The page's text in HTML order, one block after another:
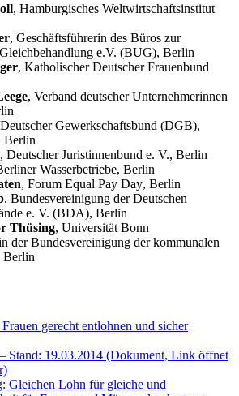
, Hamburgisches Weltwirtschaftsinstitut
, Geschäftsführerin des Büros zur
e.V. (BUG), Berlin
, Katholischer Deutscher Frauenbund
, Verband deutscher Unternehmerinnen
Gewerkschaftsbund (DGB),
Berlin
, Deutscher Juristinnenbund e. V., Berlin
Wasserbetriebe, Berlin
, Forum Equal Pay Day, Berlin
, Bundesvereinigung der Deutschen
e. V. (BDA), Berlin
Thüsing, Universität Bonn
der Bundesvereinigung der kommunalen
Berlin
gerecht entlohnen und sicher
19.03.2014 (Dokument, Link öffnet
Gleichen Lohn für gleiche und